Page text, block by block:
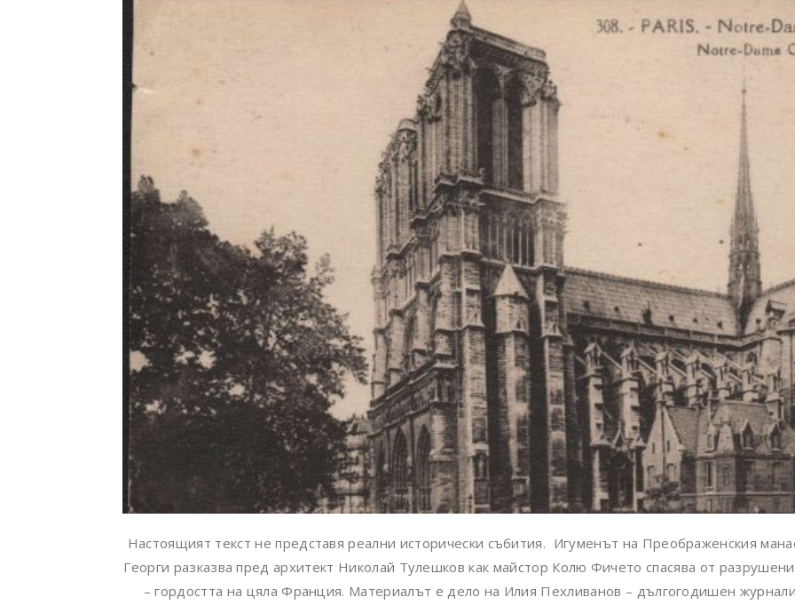
Настоящият текст не представя реални исторически събития. Игуменът на Преображенския
Георги разказва пред архитект Николай Тулешков как майстор Колю Фичето спасява от
– гордостта на цяла Франция. Материaлът е дело на Илия Пехливанов – дългогодишен